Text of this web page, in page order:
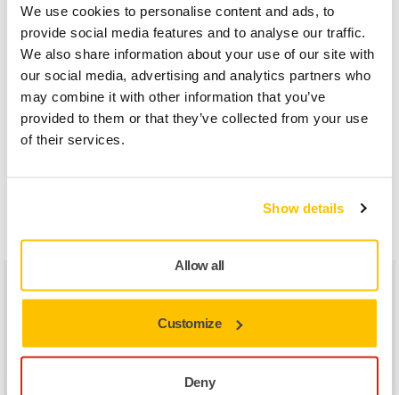
We use cookies to personalise content and ads, to
provide social media features and to analyse our traffic.
We also share information about your use of our site with
our social media, advertising and analytics partners who
may combine it with other information that you’ve
provided to them or that they’ve collected from your use
of their services.
Show details
Allow all
Customize
Deny
câble électrique et tuyau d'aspiration
Tuyau pré-assemblé avec un câble CE 230V
dans une gaine de protection.
Mirka 1230 classe L aspirateur
professionnel, tuyau non inclus
Ce sont les utilisateurs de la ponceuse Mirka DEROS qui
en parlent le mieux
Les Avis Sont Unanimes – Mirka DEROS est La
Ponceuse Orbitale La Plus Populaire